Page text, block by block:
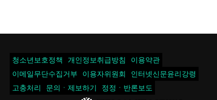
청소년보호정책 개인정보취급방침
이용약관
이메일무단수집거부
이용자위원회
인터넷신문윤리강령
고충처리
문의ㆍ제보하기 정정ㆍ반론보도